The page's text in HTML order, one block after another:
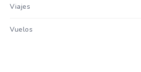
Viajes
Vuelos